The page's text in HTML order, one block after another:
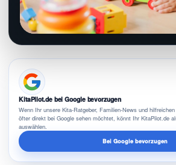
KitaPilot.de bei Google bevorzugen
Wenn Ihr unsere Kita-Ratgeber, Familien-News und
öfter direkt bei Google sehen möchtet, könnt Ihr KitaPilot.de
auswählen.
Bei Google bevorzugen